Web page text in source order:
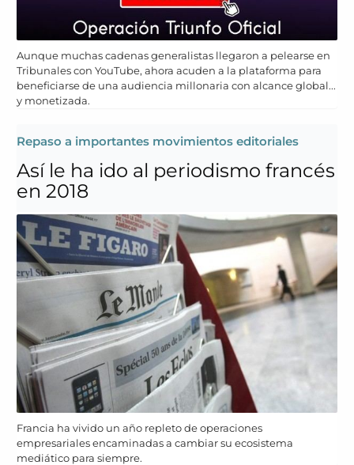
Aunque muchas cadenas generalistas llegaron a pelearse en
Tribunales con YouTube, ahora acuden a la plataforma para
beneficiarse de una audiencia millonaria con alcance global...
y monetizada.
Repaso a importantes movimientos editoriales
Así le ha ido al periodismo francés
en 2018
Francia ha vivido un año repleto de operaciones
empresariales encaminadas a cambiar su ecosistema
mediático para siempre.